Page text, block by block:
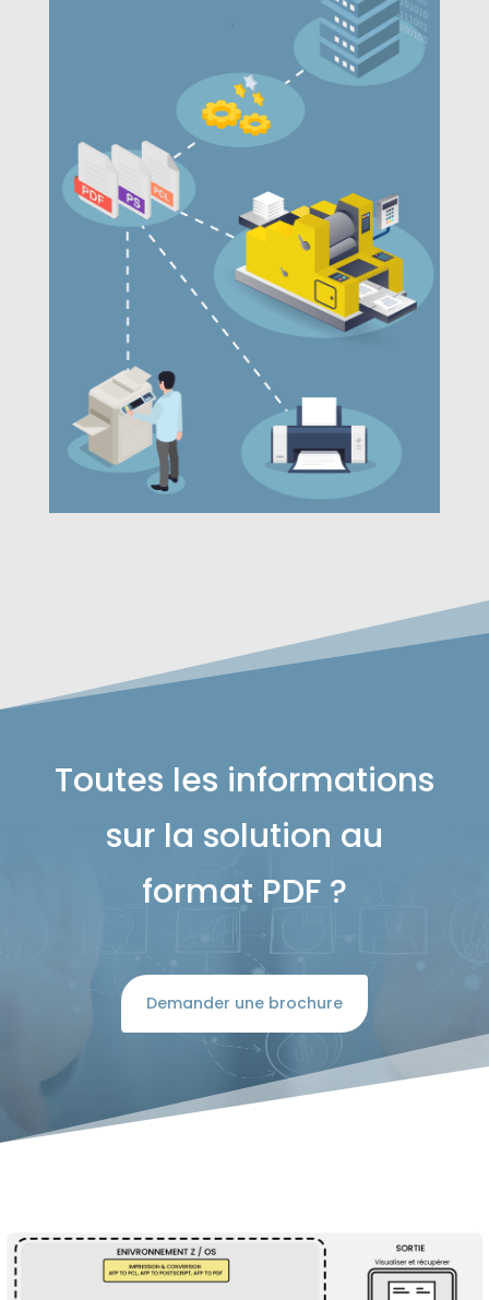
Toutes les informations
sur la solution au
format PDF ?
Demander une brochure